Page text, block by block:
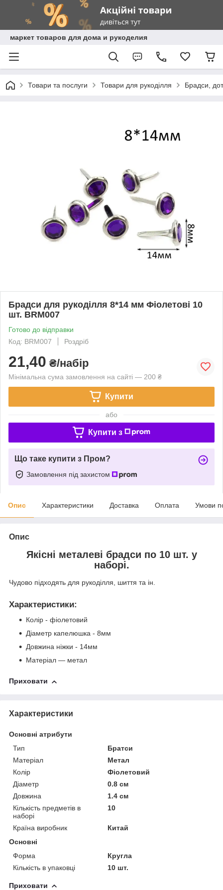
маркет товаров для дома и рукоделия
Товари та послуги Товари для рукоділля Брадси,
Брадси для рукоділля 8*14 мм Фіолетові 10
шт. BRM007
Готово до відправки
Код: BRM007
Роздріб
21,40 ₴/набір
Мінімальна сума замовлення на сайті — 200 ₴
Купити
або
Купити з
Що таке купити з Пром?
Замовлення під захистом
Опис Характеристики Доставка Оплата Умови
Опис
Якісні металеві брадси по 10 шт. у
наборі.
Чудово підходять для рукоділля, шиття та ін.
Характеристики:
Колір - фіолетовий
Діаметр капелюшка - 8мм
Довжина ніжки - 14мм
Матеріал — метал
Приховати
Характеристики
Основні атрибути
Тип
Братси
Матеріал
Метал
Колір
Фіолетовий
Діаметр
0.8 см
Довжина
1.4 см
Кількість предметів в
наборі
10
Країна виробник
Китай
Основні
Форма
Кругла
Кількість в упаковці
10 шт.
Приховати